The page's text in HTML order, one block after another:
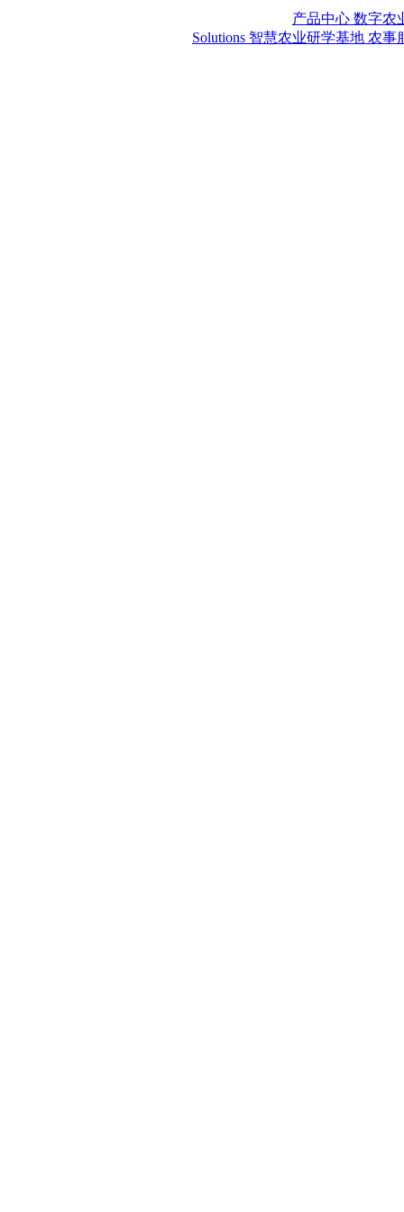
产品中心 数字农
Solutions 智慧农业研学基地 农事